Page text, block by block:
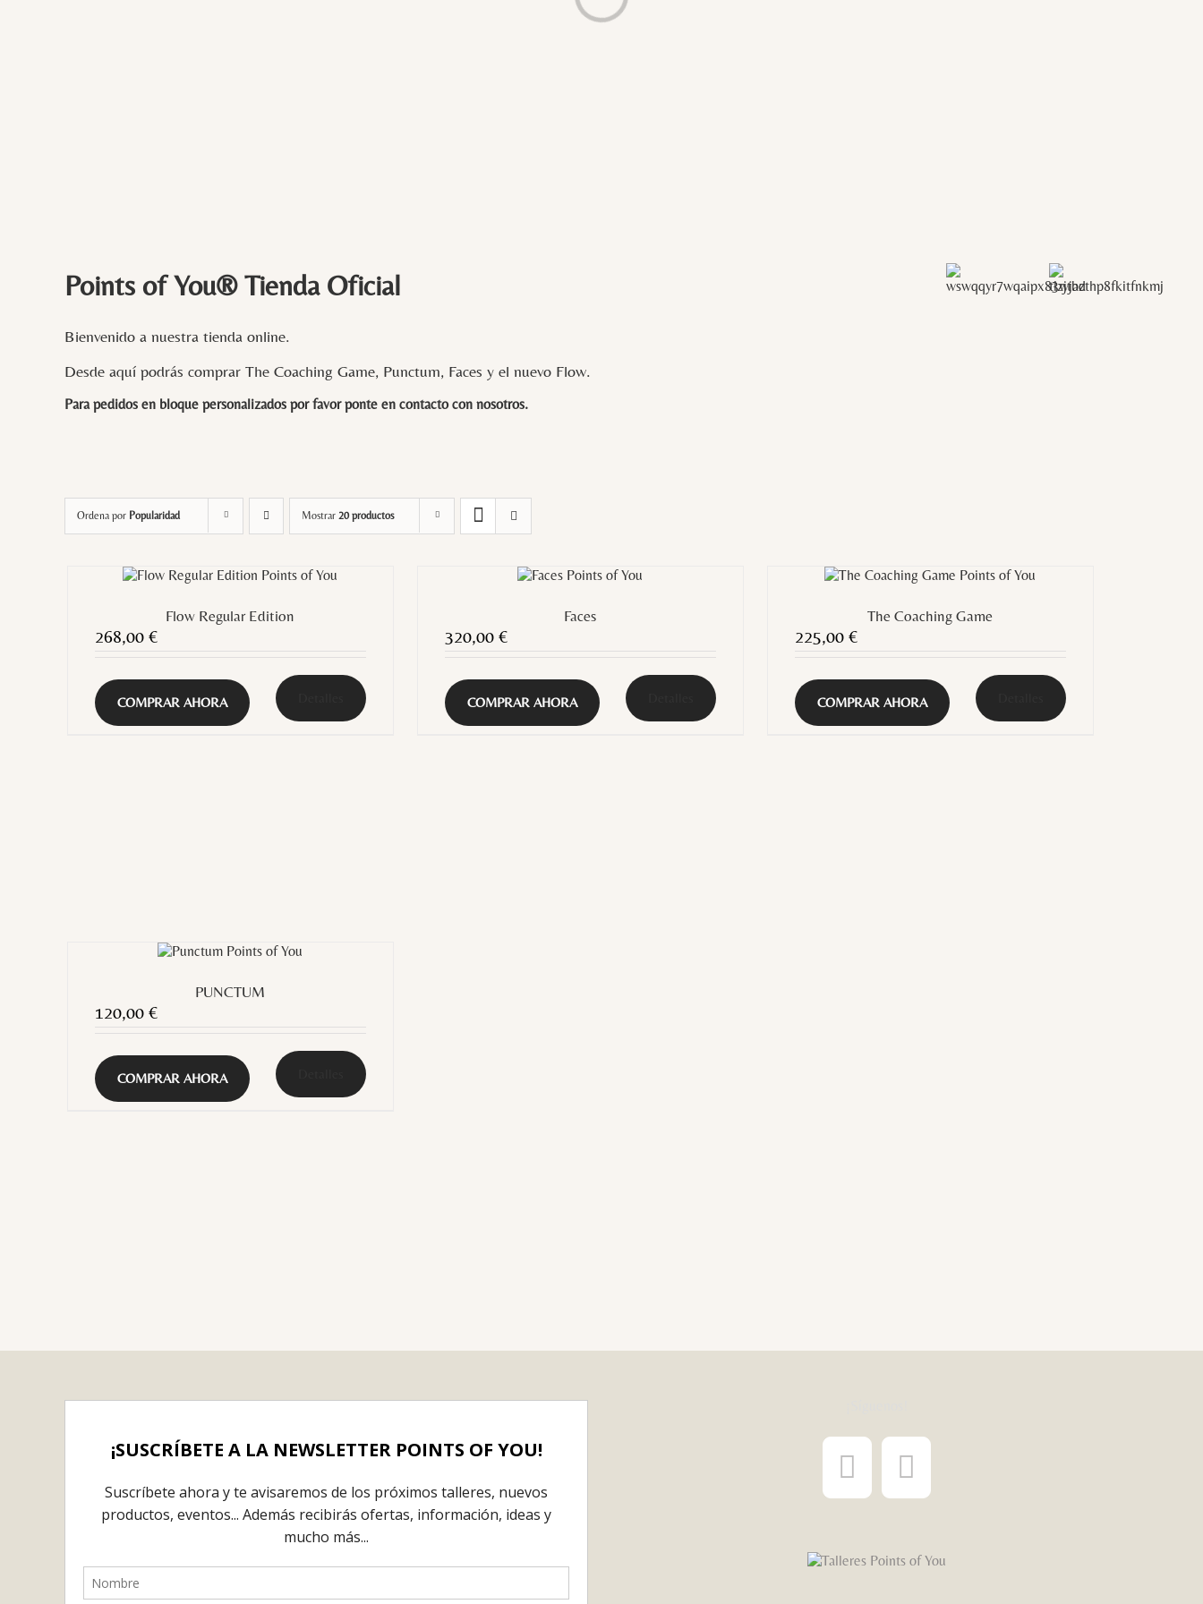
Points of You® Tienda Oficial
Bienvenido a nuestra tienda online.
Desde aquí podrás comprar The Coaching Game, Punctum, Faces y el nuevo Flow.
Para pedidos en bloque personalizados por favor ponte en contacto con nosotros.
Ordena por Popularidad Mostrar 20 productos
Flow Regular Edition
268,00 €
COMPRAR AHORA
Faces
320,00 €
COMPRAR AHORA
The Coaching Game
225,00 €
COMPRAR AHORA
PUNCTUM
120,00 €
COMPRAR AHORA